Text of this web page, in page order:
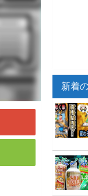
新着